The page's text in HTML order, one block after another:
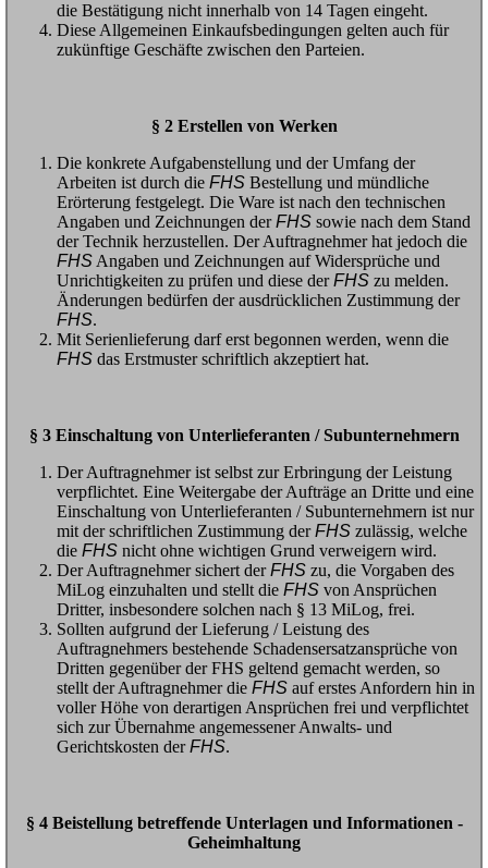
die Bestätigung nicht innerhalb von 14 Tagen eingeht.
Diese Allgemeinen Einkaufsbedingungen gelten auch für
zukünftige Geschäfte zwischen den Parteien.
§ 2 Erstellen von Werken
Die konkrete Aufgabenstellung und der Umfang der
Arbeiten ist durch die FHS Bestellung und mündliche
Erörterung festgelegt. Die Ware ist nach den technischen
Angaben und Zeichnungen derFHS sowie nach dem Stand
der Technik herzustellen. Der Auftragnehmer hat jedoch die
FHS Angaben und Zeichnungen auf Widersprüche und
Unrichtigkeiten zu prüfen und diese derFHS zu melden.
Änderungen bedürfen der ausdrücklichen Zustimmung der
FHS.
Mit Serienlieferung darf erst begonnen werden, wenn die
FHS das Erstmuster schriftlich akzeptiert hat.
§ 3 Einschaltung von Unterlieferanten / Subunternehmern
Der Auftragnehmer ist selbst zur Erbringung der Leistung
verpflichtet. Eine Weitergabe der Aufträge an Dritte und eine
Einschaltung von Unterlieferanten / Subunternehmern ist nur
mit der schriftlichen Zustimmung derFHS zulässig, welche
die FHS nicht ohne wichtigen Grund verweigern wird.
Der Auftragnehmer sichert derFHS zu, die Vorgaben des
MiLog einzuhalten und stellt die FHS von Ansprüchen
Dritter, insbesondere solchen nach § 13 MiLog, frei.
Sollten aufgrund der Lieferung / Leistung des
Auftragnehmers bestehende Schadensersatzansprüche von
Dritten gegenüber der FHS geltend gemacht werden, so
stellt der Auftragnehmer die FHS auf erstes Anfordern hin in
voller Höhe von derartigen Ansprüchen frei und verpflichtet
sich zur Übernahme angemessener Anwalts- und
Gerichtskosten derFHS.
§ 4 Beistellung betreffende Unterlagen und Informationen -
Geheimhaltung